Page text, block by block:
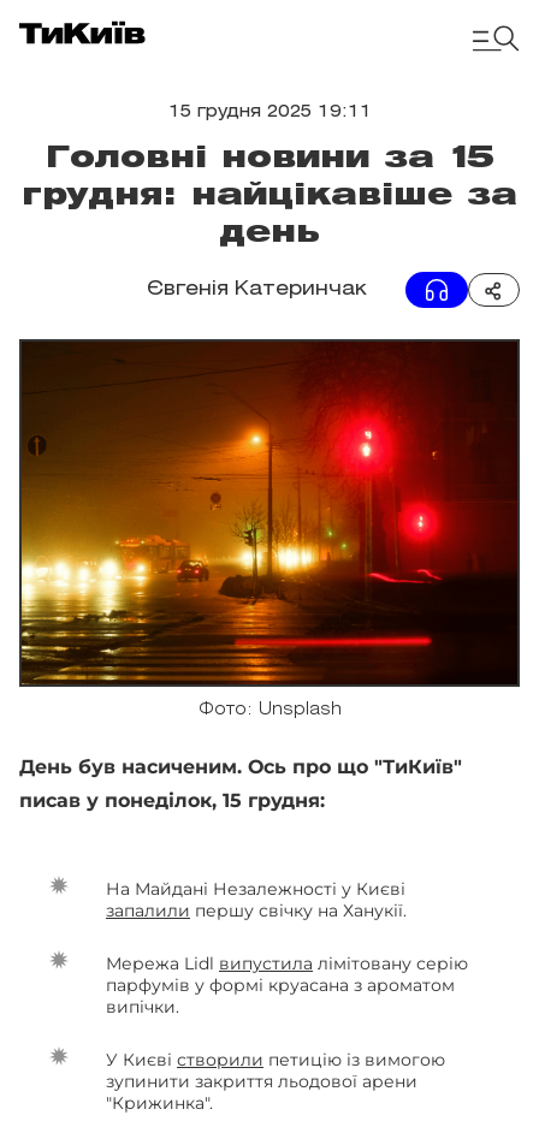
15 грудня 2025 19:11
Головні новини за 15
грудня: найцікавіше за
день
Євгенія Катеринчак
Фото: Unsplash
День був насиченим. Ось про що "ТиКиїв"
писав у понеділок, 15 грудня:
На Майдані Незалежності у Києві
запалили першу свічку на Ханукії.
Мережа Lidl випустила лімітовану серію
парфумів у формі круасана з ароматом
випічки.
У Києві створили петицію із вимогою
зупинити закриття льодової арени
"Крижинка".